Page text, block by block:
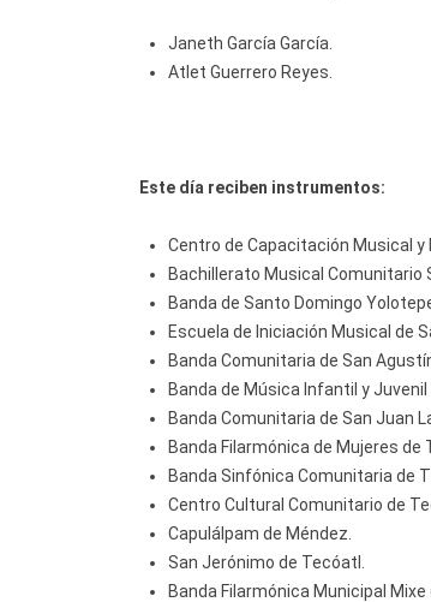
Janeth García García.
Atlet Guerrero Reyes.
Este día reciben instrumentos:
Centro de Capacitación Musical y
Bachillerato Musical Comunitario
Banda de Santo Domingo
Escuela de Iniciación Musical de
Banda Comunitaria de San
Banda de Música Infantil y
Banda Comunitaria de San Juan
Banda Filarmónica de Mujeres de
Banda Sinfónica Comunitaria de
Centro Cultural Comunitario de
Capulálpam de Méndez.
San Jerónimo de Tecóatl.
Banda Filarmónica Municipal Mixe